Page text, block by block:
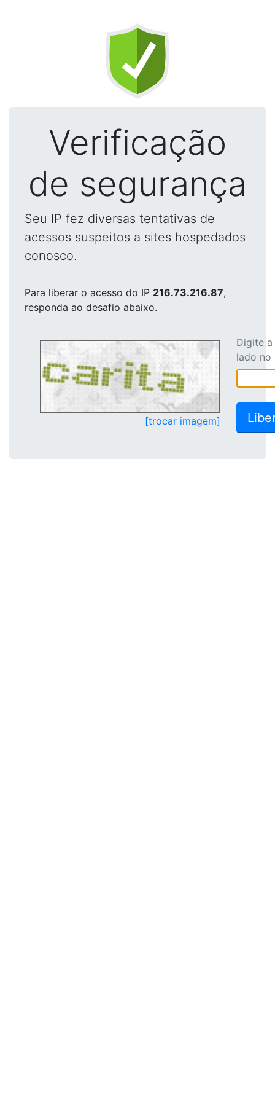
Verificação
de segurança
Seu IP fez diversas tentativas de
acessos suspeitos a sites hospedados
conosco.
Para liberar o acesso do IP 216.73.216.87,
responda ao desafio abaixo.
[trocar imagem]
Digite
lado no